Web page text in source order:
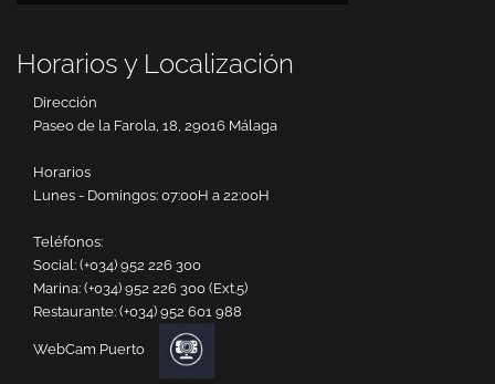
Horarios y Localización
Dirección
Paseo de la Farola, 18, 29016 Málaga
Horarios
Lunes - Domingos: 07:00H a 22:00H
Teléfonos:
Social: (+034) 952 226 300
Marina: (+034) 952 226 300 (Ext.5)
Restaurante: (+034) 952 601 988
WebCam Puerto